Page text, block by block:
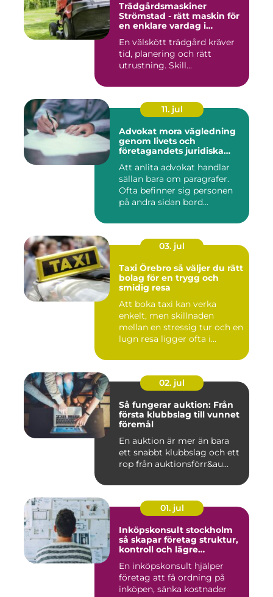
Trädgårdsmaskiner
Strömstad - rätt maskin för
en enklare vardag i
En välskött trädgård kräver
tid, planering och rätt
utrustning. Skill...
11. jul
Advokat mora vägledning
genom livets och
företagandets juridiska
Att anlita advokat handlar
sällan bara om paragrafer.
Ofta befinner sig personen
på andra sidan bord...
03. jul
Taxi Örebro så väljer du rätt
bolag för en trygg och
smidig resa
Att boka taxi kan verka
enkelt, men skillnaden
mellan en stressig tur och en
lugn resa ligger ofta i...
02. jul
Så fungerar auktion: Från
första klubbslag till vunnet
föremål
En auktion är mer än bara
ett snabbt klubbslag och ett
rop från auktionsförr&au...
01. jul
Inköpskonsult stockholm
så skapar företag struktur,
kontroll och lägre
En inköpskonsult hjälper
företag att få ordning på
inköpen, sänka kostnader